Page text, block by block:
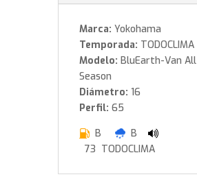
Marca: Yokohama
Temporada: TODOCLIMA
Modelo: BluEarth-Van All
Season
Diámetro: 16
Perfil: 65
B
B
73 TODOCLIMA